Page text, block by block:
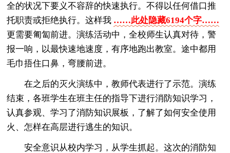
全的状况下要义不容辞的快速执行。不得以任何借口推
托职责或拒绝执行。这样我 ……此处隐藏6194个字……
更需要匍匐前进。演练活动中，全校师生认真对待，警
报一响，以最快速地速度，有序地跑出教室。途中都用
毛巾捂住口鼻，弯腰前进。
在之后的灭火演练中，教师代表进行了示范。演练
结束，各班学生在班主任的指导下进行消防知识学习，
认真参观、学习了消防知识展板，了解了如何安全使用
火、怎样在高层进行逃生的知识。
安全意识从校内学习，从学生抓起。这次的消防知